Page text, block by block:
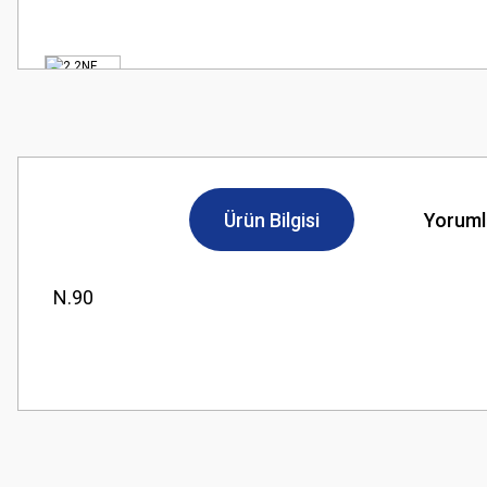
Ürün Bilgisi
N.90
Görüş ve önerileriniz için teşekkür ederiz.